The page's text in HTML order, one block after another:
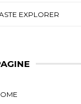
EXPLORER